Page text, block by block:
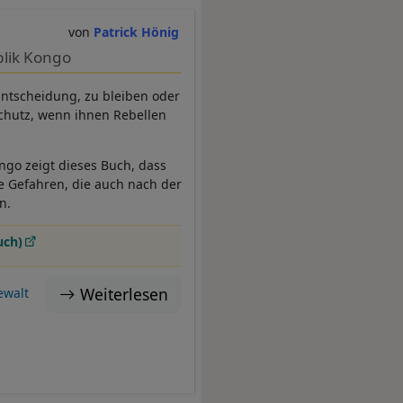
Patrick Hönig
Kongo
zu bleiben oder
wenn ihnen Rebellen
zeigt dieses Buch, dass
die auch nach der
Weiterlesen